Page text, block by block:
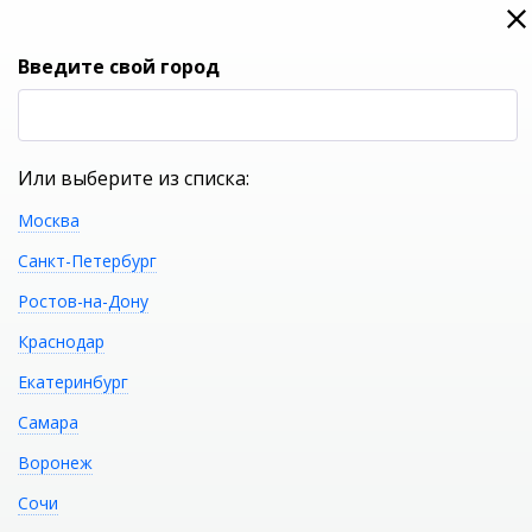
0
Ванна стальная BETTE
BetteOcean 180x80 8857-000PLUS
Введите свой город
Или выберите из списка:
Москва
Санкт-Петербург
Ростов-на-Дону
Краснодар
Екатеринбург
Самара
Воронеж
Сочи